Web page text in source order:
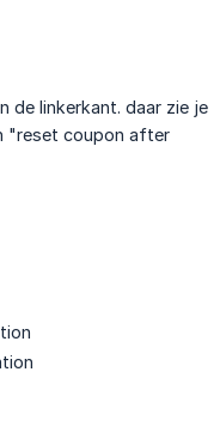
de linkerkant. daar zie je
"reset coupon after